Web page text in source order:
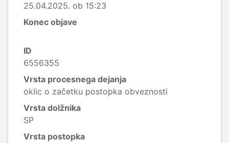
25.04.2025. ob 15:23
Konec objave
ID
6556355
Vrsta procesnega dejanja
oklic o začetku postopka obveznosti
Vrsta dolžnika
SP
Vrsta postopka